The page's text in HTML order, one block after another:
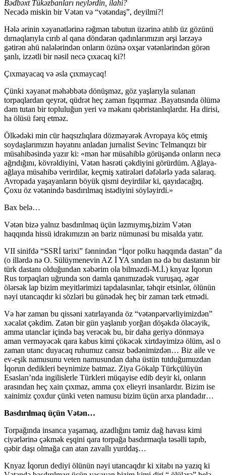
Bədbəxt Tükəzbanları neylərdin, ilahi?
Necədə miskin bir Vətən və “vətəndaş”, deyilmi?!
Hələ ərinin xəyanətlərinə rəğmən tabutun üzərinə atılıb üz gözünü
dırnaqlarıyla cırıb al qana döndərən qadınlarımızın ərşi lərzəyə
gətirən ahü nalələrindən onların özünə oxşar vətənlərindən görən
şanlı, izzətli bir nəsil necə çıxacaq ki?!
Çıxmayacaq və əsla çıxmaycaq!
Çünki xəyanət məhəbbətə dönüşməz, göz yaşlarıyla sulanan
torpaqlardan qeyrət, qüdrət heç zaman fışqırmaz .Bayatısında ölümə
dəm tutan bir topluluğun yeri və məkanı qəbristanlıqlardır. Ha dirisi,
ha ölüsü fərq etməz.
Ölkədəki min cür haqsızlıqlara dözməyərək Avropaya köç etmiş
soydaşlarımızın həyatını anladan jurnalist Sevinc Telmanqızı bir
müsahibəsində yazır ki: «mən hər müsahiblə görüşəndə onların necə
ağrıdığını, kövrəldiyini, Vətən həsrəti çəkdiyini görürdüm. Ağlaya-
ağlaya müsahibə verirdilər, keçmiş xatirələri dəfələrlə yada salaraq.
Avropada yaşayanların böyük qismi deyirdilər ki, qayıdacağıq.
Çoxu öz vətənində basdırılmaq istədiyini söyləyirdi.»
Bax belə…
Vətən bizə yalnız basdırılmaq üçün lazmıymış,bizim Vətən
haqqında hissü idrakımızın ən bariz nümunəsi bu misalda yatır.
VII sinifdə “SSRİ tarixi” fənnindən “İqor polku haqqında dastan” da
(o illərdə nə O. Sülüymenevin AZ İ YA sından nə də bu dastanın bir
türk dastanı olduğundan xəbərim ola bilməzdi-M.İ.) knyaz İqorun
Rus torpaqları uğrunda son damla qanımızadək vuruşaq, əgər
ölərsək lap bizim meyitlərimizi tapdalasınlar, təhqir etsinlər, ölünün
nəyi utancaqdır ki sözləri bu günədək heç bir zaman tərk etmədi.
Və hər zaman bu qissəni xatırlayanda öz “vətənpərvərliyimizdən”
xəcalət çəkdim. Zatən bir gün yaşlanıb yorğan döşəkdə öləcəyik,
amma utanclar içində baş verəcək bu, bir daha geriyə dönməyə
aman verməyəcək qara kabus kimi çökəcək xirtdəyimizə ölüm, əsl o
zaman utanc duyacaq ruhumuz cansız bədənimizdən… Biz aile ve
ev-eşik namusunu veten namusundan daha üstün tutduğumuzdan
İqorun dedikleri beynimize batmaz. Ziya Gökalp Türkçülüyün
Esasları’nda ingilislerle Türkleri müqayise edib deyir ki, onların
arasından heç xain çıxmaz, amma çox elieyri insanlardır. Bizim ise
xainimiz çoxdur çünki veten namusu bizim üçün arxa plandadır…
Basdırılmaq üçün Vətən…
Torpağında insanca yaşamaq, azadlığını təmiz dağ havası kimi
ciyərlərinə çəkmək eşqini qara torpağa basdırmaqla təsəlli tapıb,
qəbir daşı olmağa can atan zavallı yurddaş…
Knyaz İqorun dediyi ölünün nəyi utancaqdır ki xitabı nə yazıq ki